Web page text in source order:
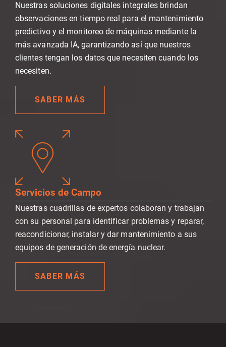
Nuestras soluciones digitales integrales brindan
observaciones en tiempo real para el mantenimiento
predictivo y el monitoreo de máquinas mediante la
más avanzada IA, garantizando así que nuestros
clientes tengan los datos que necesiten cuando los
necesiten.
SABER MÁS
Servicios de Campo
Nuestras cuadrillas de expertos colaboran y trabajan
con su personal para identificar problemas y reparar,
reacondicionar, instalar y dar mantenimiento a sus
equipos de generación de energía nuclear.
SABER MÁS